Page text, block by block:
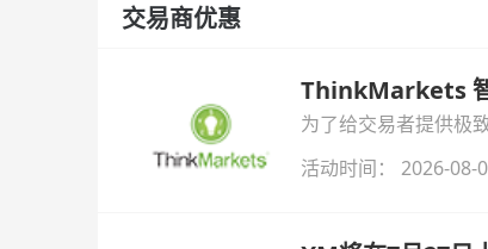
交易商优惠
ThinkMarkets
为了给交易者提供极
与白银交易！本文将
活动时间： 2026-08-